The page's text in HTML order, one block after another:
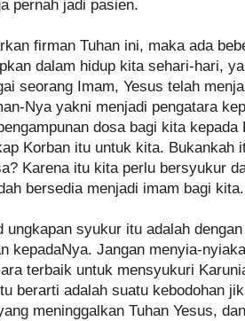
pernah jadi pasien.
firman Tuhan ini, maka ada
dalam hidup kita sehari-hari,
seorang Imam, Yesus telah
Nya yakni menjadi pengatara
dosa bagi kita
Korban itu untuk kita. Bukankah
Karena itu kita perlu bersyukur
bersedia menjadi imam bagi kita.
ungkapan syukur itu adalah
kepadaNya. Jangan menyia-
terbaik untuk mensyukuri
berarti adalah suatu kebodohan
meninggalkan Tuhan Yesus,